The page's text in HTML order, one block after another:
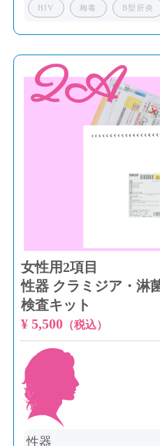
HIV 梅毒 B型肝炎
2A
女性用2項目
性器 クラミジア・淋
検査キット
¥ 5,500（税込）
性器